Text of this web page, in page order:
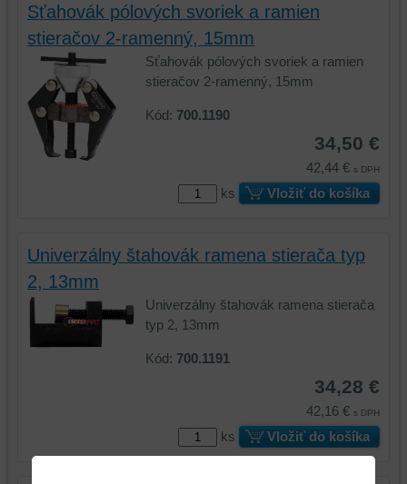
Sťahovák pólových svoriek a ramien
stieračov 2-ramenný, 15mm
Sťahovák pólových svoriek a ramien
stieračov 2-ramenný, 15mm
Kód: 700.1190
34,50 €
42,44 € s DPH
ks Vložiť do košíka
Univerzálny štahovák ramena stierača typ
2, 13mm
Univerzálny štahovák ramena stierača
typ 2, 13mm
Kód: 700.1191
34,28 €
42,16 € s DPH
ks Vložiť do košíka